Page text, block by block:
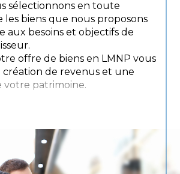
sélectionnons en toute
les biens que nous proposons
aux besoins et objectifs de
offre de biens en LMNP vous
de revenus et une
votre patrimoine.